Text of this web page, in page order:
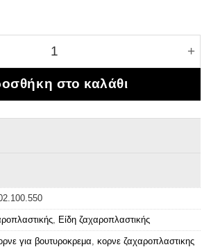
υφασμάτινη 40 silikomart ποσότητα
στο καλάθι
Είδη ζαχαροπλαστικής
για βουτυροκρεμα κορνε ζαχαροπλαστικης